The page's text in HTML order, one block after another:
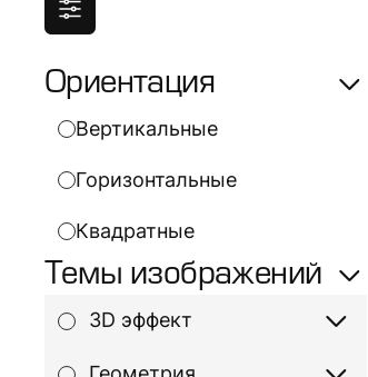
Ориентация
Вертикальные
Горизонтальные
Квадратные
Темы изображений
3D эффект